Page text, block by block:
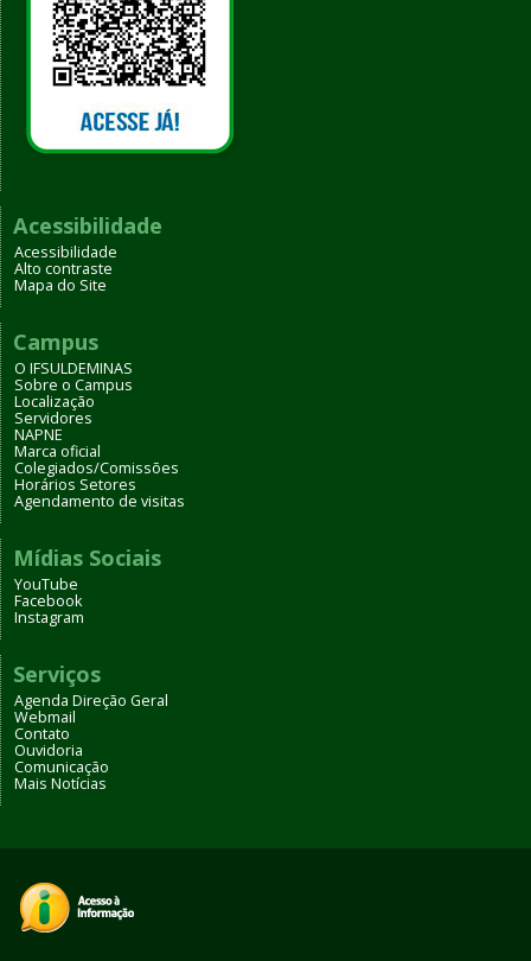
Acessibilidade
Acessibilidade
Alto contraste
Mapa do Site
Campus
O IFSULDEMINAS
Sobre o Campus
Localização
Servidores
NAPNE
Marca oficial
Colegiados/Comissões
Horários Setores
Agendamento de visitas
Mídias Sociais
YouTube
Facebook
Instagram
Serviços
Agenda Direção Geral
Webmail
Contato
Ouvidoria
Comunicação
Mais Notícias